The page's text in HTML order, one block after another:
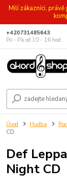
Milí zákazníci,
+420731485643
Po - Pá od 10 - 16 hod.
Úvod Hudba
CD
Def
Night CD